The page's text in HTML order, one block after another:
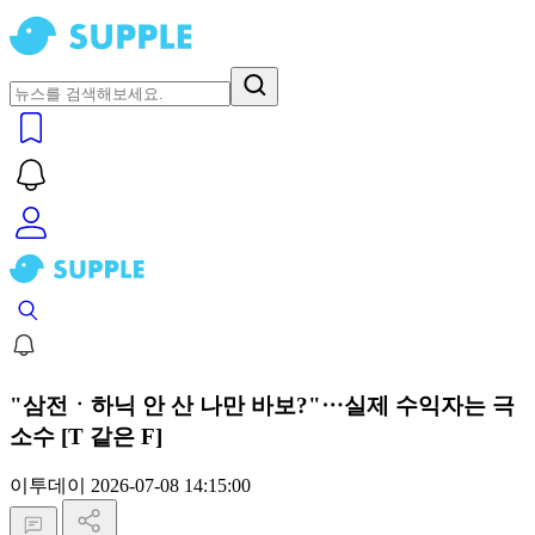
"삼전ㆍ하닉 안 산 나만 바보?"⋯실제 수익자는 극
소수 [T 같은 F]
이투데이 2026-07-08 14:15:00